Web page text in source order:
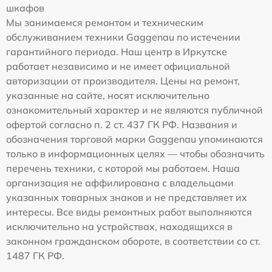
шкафов
Мы занимаемся ремонтом и техническим
обслуживанием техники Gaggenau по истечении
гарантийного периода. Наш центр в Иркутске
работает независимо и не имеет официальной
авторизации от производителя. Цены на ремонт,
указанные на сайте, носят исключительно
ознакомительный характер и не являются публичной
офертой согласно п. 2 ст. 437 ГК РФ. Названия и
обозначения торговой марки Gaggenau упоминаются
только в информационных целях — чтобы обозначить
перечень техники, с которой мы работаем. Наша
организация не аффилирована с владельцами
указанных товарных знаков и не представляет их
интересы. Все виды ремонтных работ выполняются
исключительно на устройствах, находящихся в
законном гражданском обороте, в соответствии со ст.
1487 ГК РФ.